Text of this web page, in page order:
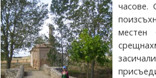
часове.